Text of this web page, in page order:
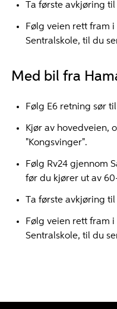
Ta første avkjøring
Følg veien rett fram
Sentralskole, til du
Med bil fra
Følg E6 retning sør
Kjør av hovedveien,
"Kongsvinger".
Følg Rv24 gjennom
før du kjører ut av
Ta første avkjøring
Følg veien rett fram
Sentralskole, til du